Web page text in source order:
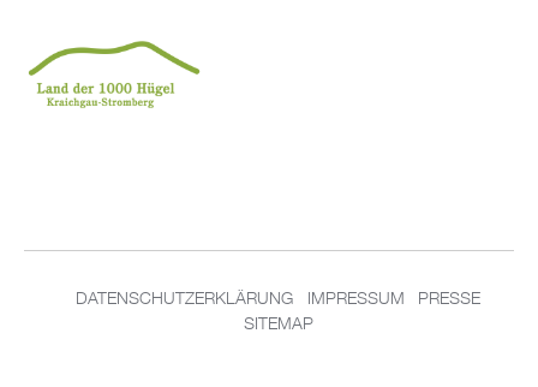
DATENSCHUTZERKLÄRUNG IMPRESSUM
PRESSE
SITEMAP